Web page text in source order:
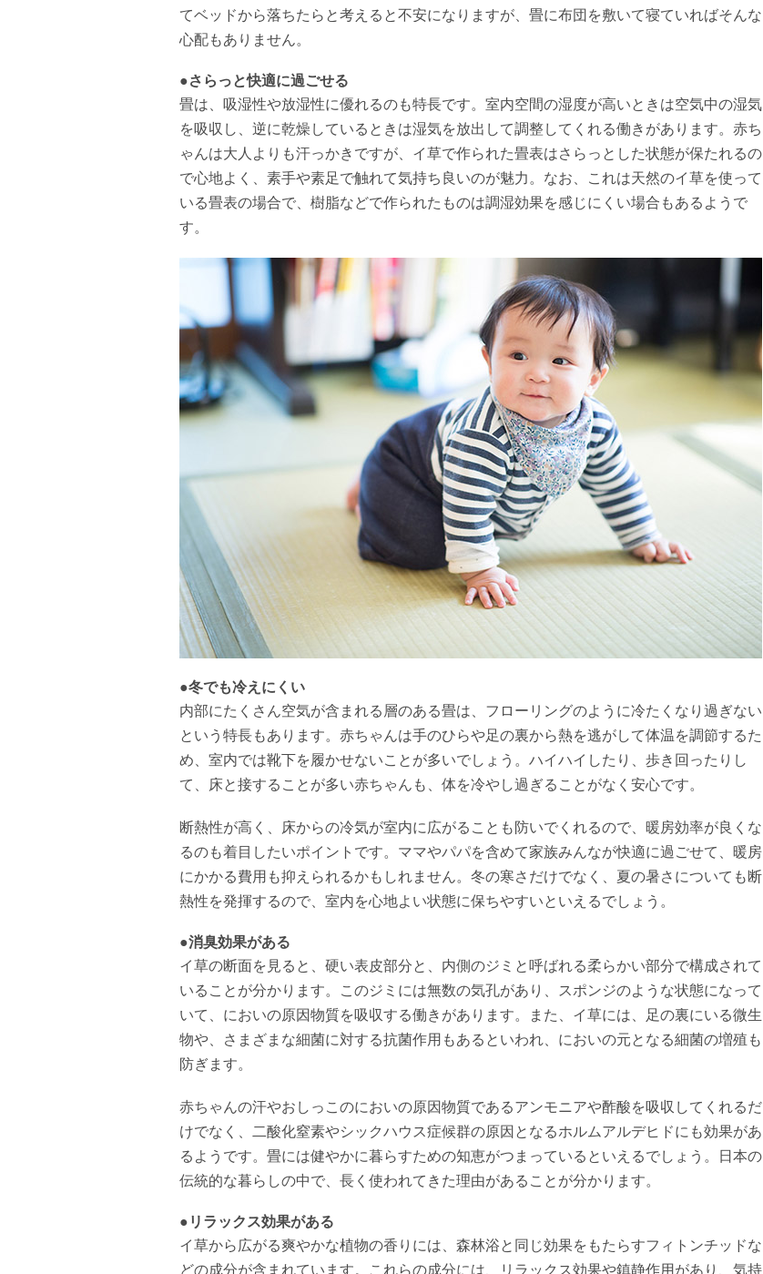
てベッドから落ちたらと考えると不安になりますが、畳に布団を敷いて寝ていればそんな
心配もありません。
●さらっと快適に過ごせる
畳は、吸湿性や放湿性に優れるのも特長です。室内空間の湿度が高いときは空気中の湿気
を吸収し、逆に乾燥しているときは湿気を放出して調整してくれる働きがあります。赤ち
ゃんは大人よりも汗っかきですが、イ草で作られた畳表はさらっとした状態が保たれるの
で心地よく、素手や素足で触れて気持ち良いのが魅力。なお、これは天然のイ草を使って
いる畳表の場合で、樹脂などで作られたものは調湿効果を感じにくい場合もあるようで
す。
●冬でも冷えにくい
内部にたくさん空気が含まれる層のある畳は、フローリングのように冷たくなり過ぎない
という特長もあります。赤ちゃんは手のひらや足の裏から熱を逃がして体温を調節するた
め、室内では靴下を履かせないことが多いでしょう。ハイハイしたり、歩き回ったりし
て、床と接することが多い赤ちゃんも、体を冷やし過ぎることがなく安心です。
断熱性が高く、床からの冷気が室内に広がることも防いでくれるので、暖房効率が良くな
るのも着目したいポイントです。ママやパパを含めて家族みんなが快適に過ごせて、暖房
にかかる費用も抑えられるかもしれません。冬の寒さだけでなく、夏の暑さについても断
熱性を発揮するので、室内を心地よい状態に保ちやすいといえるでしょう。
●消臭効果がある
イ草の断面を見ると、硬い表皮部分と、内側のジミと呼ばれる柔らかい部分で構成されて
いることが分かります。このジミには無数の気孔があり、スポンジのような状態になって
いて、においの原因物質を吸収する働きがあります。また、イ草には、足の裏にいる微生
物や、さまざまな細菌に対する抗菌作用もあるといわれ、においの元となる細菌の増殖も
防ぎます。
赤ちゃんの汗やおしっこのにおいの原因物質であるアンモニアや酢酸を吸収してくれるだ
けでなく、二酸化窒素やシックハウス症候群の原因となるホルムアルデヒドにも効果があ
るようです。畳には健やかに暮らすための知恵がつまっているといえるでしょう。日本の
伝統的な暮らしの中で、長く使われてきた理由があることが分かります。
●リラックス効果がある
イ草から広がる爽やかな植物の香りには、森林浴と同じ効果をもたらすフィトンチッドな
どの成分が含まれています。これらの成分には、リラックス効果や鎮静作用があり、気持